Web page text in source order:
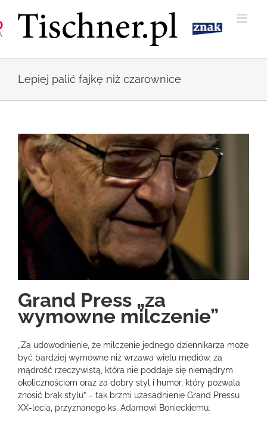
zawartości
Lepiej palić fajkę niż czarownice
Grand Press „za
wymowne milczenie”
„Za udowodnienie, że milczenie jednego dziennikarza może
być bardziej wymowne niż wrzawa wielu mediów, za
mądrość rzeczywistą, która nie poddaje się niemądrym
okolicznościom oraz za dobry styl i humor, który pozwala
znosić brak stylu” – tak brzmi uzasadnienie Grand Pressu
XX-lecia, przyznanego ks. Adamowi Bonieckiemu.